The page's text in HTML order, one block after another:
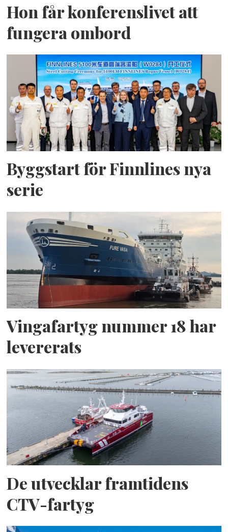
Hon får konferenslivet att
fungera ombord
Byggstart för Finnlines nya
serie
Vingafartyg nummer 18 har
levererats
De utvecklar framtidens
CTV-fartyg